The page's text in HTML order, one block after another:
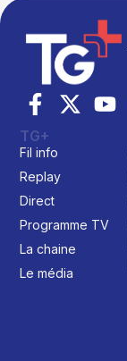
TG+
Fil info
Replay
Direct
Programme TV
La chaine
Le média